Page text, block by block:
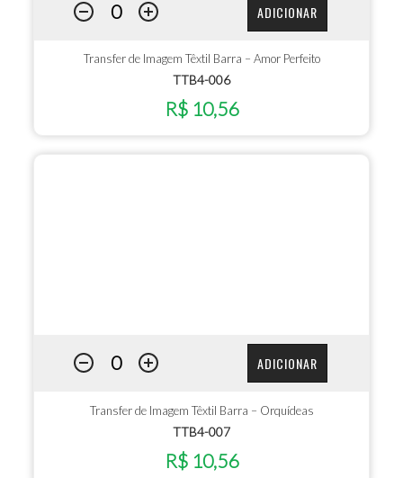
ADICIONAR
Transfer de Imagem Têxtil Barra – Amor Perfeito
TTB4-006
R$ 10,56
ADICIONAR
Transfer de Imagem Têxtil Barra – Orquídeas
TTB4-007
R$ 10,56